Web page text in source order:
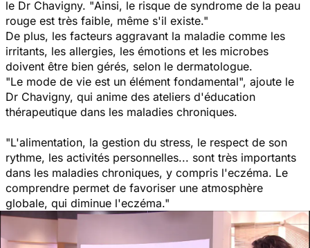
le Dr Chavigny. "Ainsi, le risque de syndrome de la peau
rouge est très faible, même s'il existe."
De plus, les facteurs aggravant la maladie comme les
irritants, les allergies, les émotions et les microbes
doivent être bien gérés, selon le dermatologue.
"Le mode de vie est un élément fondamental", ajoute le
Dr Chavigny, qui anime des ateliers d'éducation
thérapeutique dans les maladies chroniques.
"L'alimentation, la gestion du stress, le respect de son
rythme, les activités personnelles... sont très importants
dans les maladies chroniques, y compris l'eczéma. Le
comprendre permet de favoriser une atmosphère
globale, qui diminue l'eczéma."